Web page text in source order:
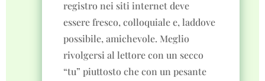
registro nei siti internet deve
essere fresco, colloquiale e, laddove
possibile, amichevole. Meglio
rivolgersi al lettore con un secco
“tu” piuttosto che con un pesante